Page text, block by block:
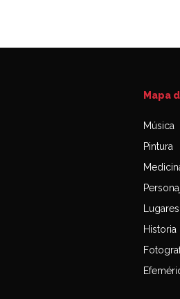
Mapa
Música
Pintura
Lugares
Historia